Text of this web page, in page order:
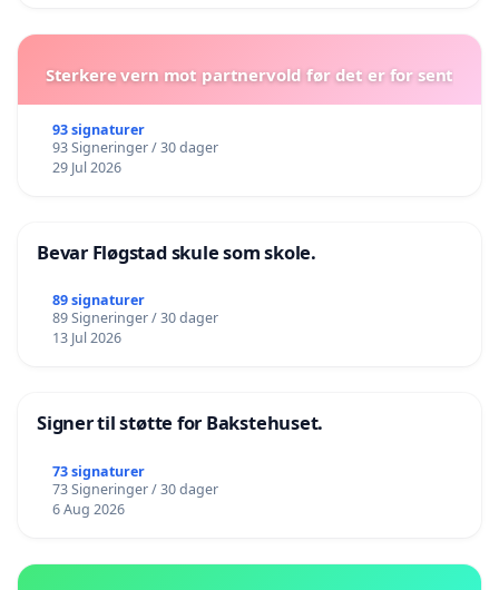
Sterkere vern mot partnervold før det er for sent
93 signaturer
93 Signeringer / 30 dager
29 Jul 2026
Bevar Fløgstad skule som skole.
89 signaturer
89 Signeringer / 30 dager
13 Jul 2026
Signer til støtte for Bakstehuset.
73 signaturer
73 Signeringer / 30 dager
6 Aug 2026